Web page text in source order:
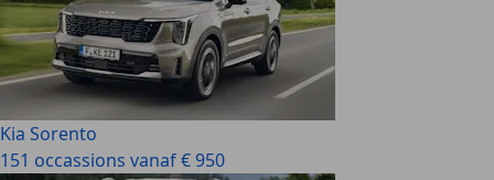
Kia Sorento
151 occassions vanaf € 950